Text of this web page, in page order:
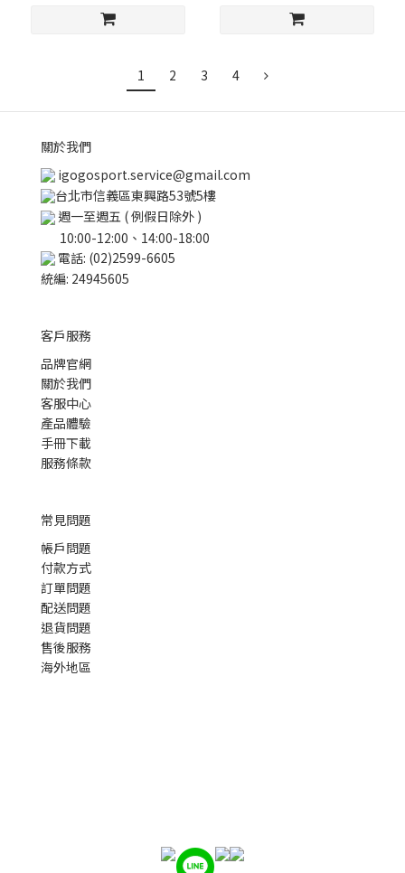
1 2 3 4
關於我們
igogosport.service@gmail.com
台北市信義區東興路53號5樓
週一至週五 ( 例假日除外 )
10:00-12:00、14:00-18:00
電話: (02)2599-6605
統編: 24945605
客戶服務
品牌官網
關於我們
客服中心
產品體驗
手冊下載
服務條款
常見問題
帳戶問題
付款方式
訂單問題
配送問題
退貨問題
售後服務
海外地區